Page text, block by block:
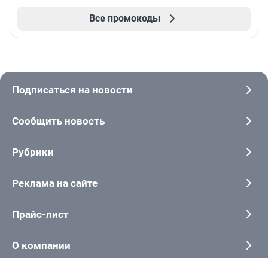
Все промокоды
Подписаться на новости
Сообщить новость
Рубрики
Реклама на сайте
Прайс-лист
О компании